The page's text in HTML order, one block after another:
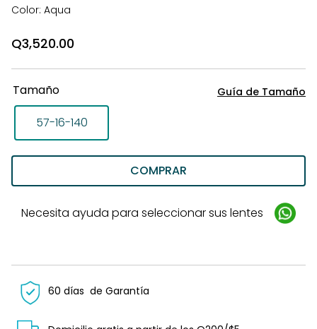
Color: Aqua
Q3,520.00
Guía de Tamaño
Tamaño
57-16-140
COMPRAR
Necesita ayuda para seleccionar sus lentes
60 días de Garantía